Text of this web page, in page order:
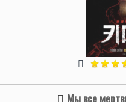
Мы все